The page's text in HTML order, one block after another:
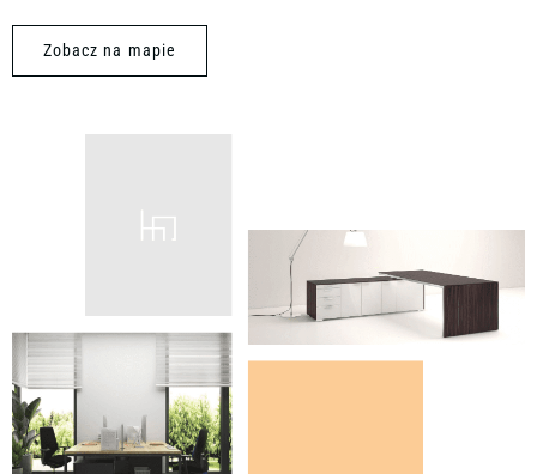
Zobacz na mapie